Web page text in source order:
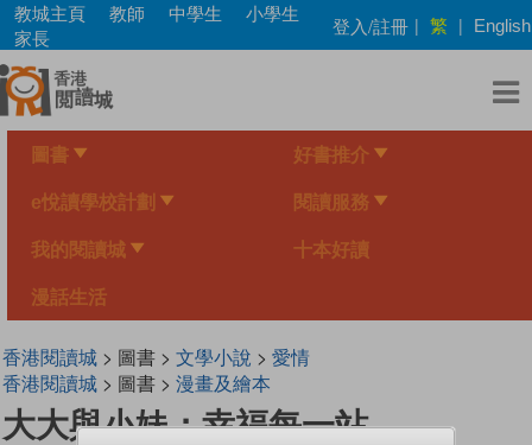
Skip
main
content
教城主頁 教師 中學生
小學生
家長
登入/註冊 | 繁 | English
圖書 好書推介
e悅讀學校計劃 閱讀服務
我的閱讀城 十本好讀
漫話生活
香港閱讀城> 圖書 > 文學小說 > 愛情
香港閱讀城> 圖書 > 漫畫及繪本
大大與小妹：幸福每一站